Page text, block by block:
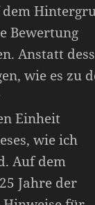
Bewertung
Anstatt
wie es zu
Einheit
wie ich
Auf dem
Jahre der